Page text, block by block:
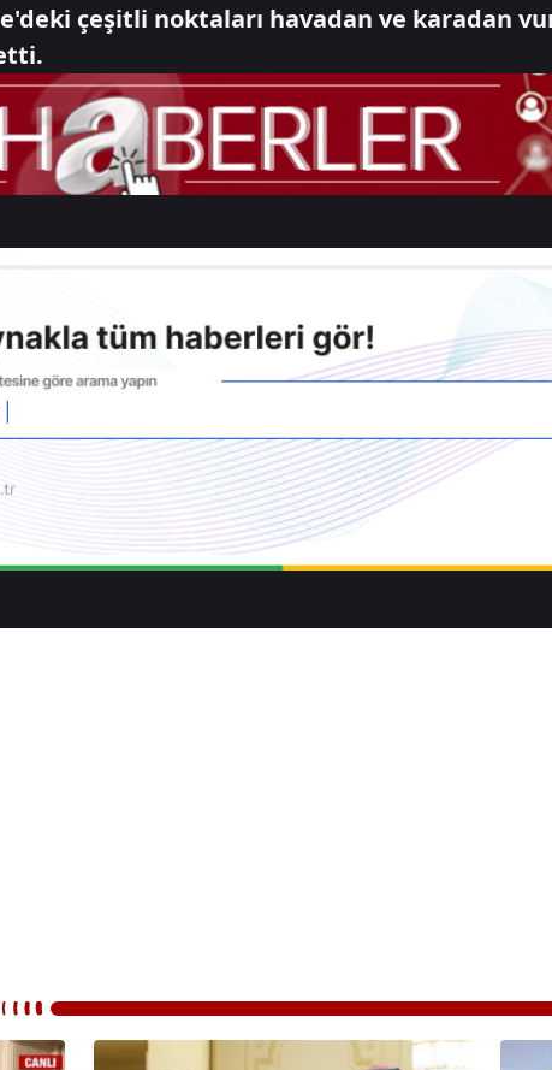
çeşitli noktaları havadan ve karadan